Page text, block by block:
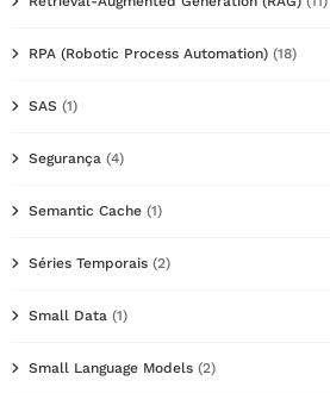
RPA (Robotic Process Automation) (18)
SAS (1)
Segurança (4)
Semantic Cache (1)
Séries Temporais (2)
Small Data (1)
Small Language Models (2)